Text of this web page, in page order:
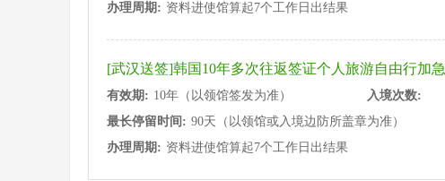
办理周期: 资料进使馆算起7个工作日出结果
[武汉送签]韩国10年多次往返签证个人旅游自由行加急
有效期: 10年（以领馆签发为准）
入境次数:
最长停留时间: 90天（以领馆或入境边防所盖章为准）
办理周期: 资料进使馆算起7个工作日出结果